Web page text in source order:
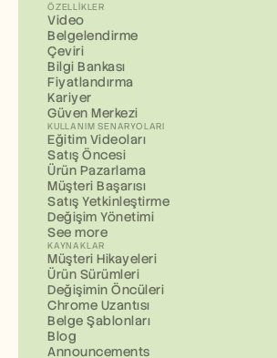
ÖZELLIKLER
Video
Belgelendirme
Çeviri
Bilgi Bankası
Fiyatlandırma
Kariyer
Güven Merkezi
KULLANIM SENARYOLARI
Eğitim Videoları
Satış Öncesi
Ürün Pazarlama
Müşteri Başarısı
Satış Yetkinleştirme
Değişim Yönetimi
See more
KAYNAKLAR
Müşteri Hikayeleri
Ürün Sürümleri
Değişimin Öncüleri
Chrome Uzantısı
Belge Şablonları
Blog
Announcements